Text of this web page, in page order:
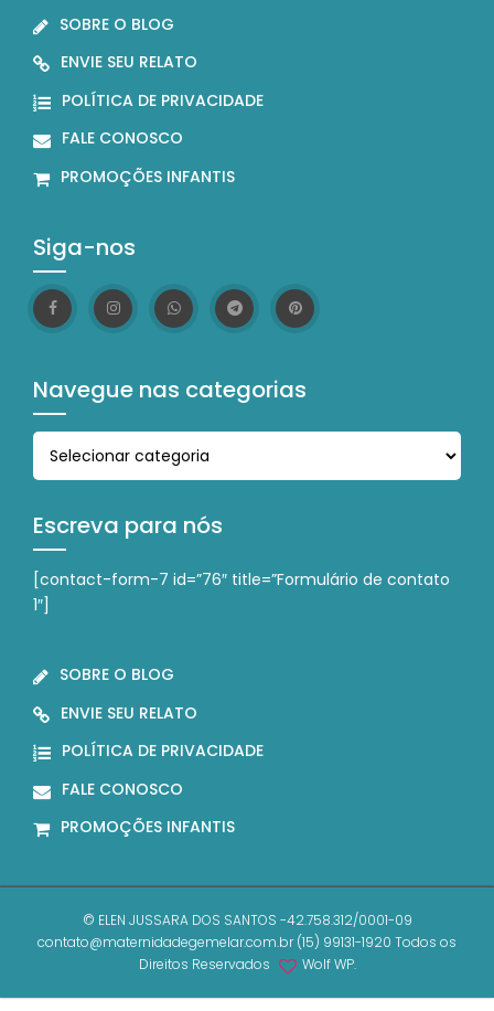
SOBRE O BLOG
ENVIE SEU RELATO
POLÍTICA DE PRIVACIDADE
FALE CONOSCO
PROMOÇÕES INFANTIS
Siga-nos
Navegue nas categorias
Navegue nas categorias
Escreva para nós
[contact-form-7 id=”76″ title=”Formulário de contato
1″]
SOBRE O BLOG
ENVIE SEU RELATO
POLÍTICA DE PRIVACIDADE
FALE CONOSCO
PROMOÇÕES INFANTIS
© ELEN JUSSARA DOS SANTOS -42.758.312/0001-09
contato@maternidadegemelar.com.br (15) 99131-1920 Todos os
Direitos Reservados
Wolf WP.